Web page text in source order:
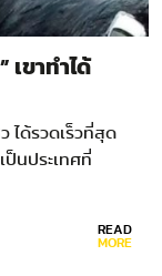
เขาทำได้
ได้รวดเร็วที่สุด
ป็นประเทศที่
READ
MORE